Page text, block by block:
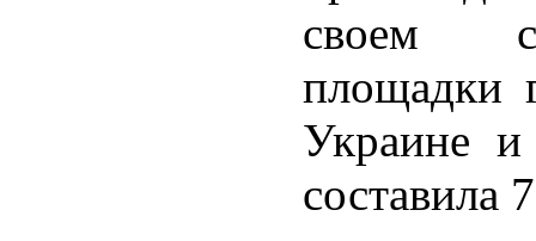
своем
площадки
Украине